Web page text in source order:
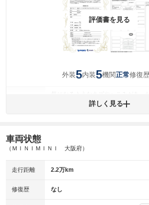
評価書を見る
外装5内装5機関正常修復
みですが、 小さなキズやヘコミが残
内装
(内装状態)
気になる汚れ等がない綺麗な室内を
詳しく見る
車両状態
（ＭＩＮＩＭＩＮＩ 大阪府）
走行距離 2.2万km
修復歴 なし